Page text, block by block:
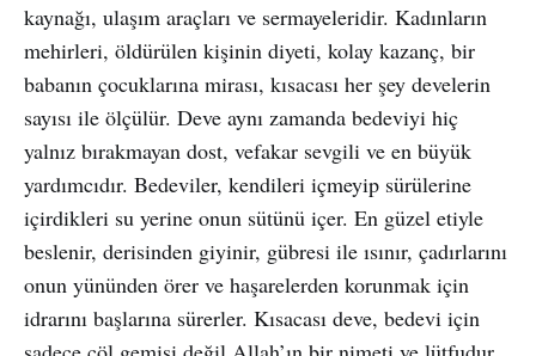
kaynağı, ulaşım araçları ve sermayeleridir. Kadınların
mehirleri, öldürülen kişinin diyeti, kolay kazanç, bir
babanın çocuklarına mirası, kısacası her şey develerin
sayısı ile ölçülür. Deve aynı zamanda bedeviyi hiç
yalnız bırakmayan dost, vefakar sevgili ve en büyük
yardımcıdır. Bedeviler, kendileri içmeyip sürülerine
içirdikleri su yerine onun sütünü içer. En güzel etiyle
beslenir, derisinden giyinir, gübresi ile ısınır, çadırlarını
onun yününden örer ve haşarelerden korunmak için
idrarını başlarına sürerler. Kısacası deve, bedevi için